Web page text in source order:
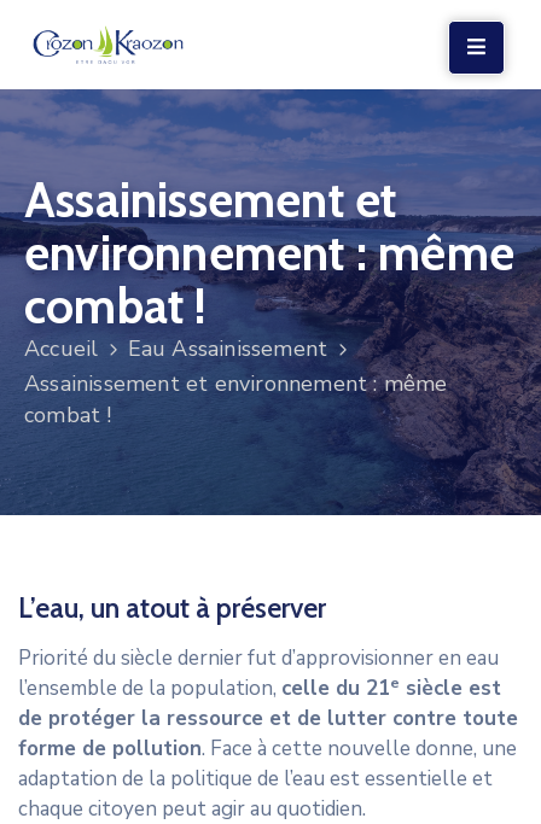
LA
MAIRIE
VIE
LOCALE
VIE
SOCIALE
TERRE
ET
MER
DÉMARCHES
Assainissement et
environnement : même
combat !
Accueil
Eau Assainissement
Assainissement et environnement : même
combat !
L’eau, un atout à préserver
Priorité du siècle dernier fut d’approvisionner en eau
l’ensemble de la population, celle du 21e siècle est
de protéger la ressource et de lutter contre toute
forme de pollution. Face à cette nouvelle donne, une
adaptation de la politique de l’eau est essentielle et
chaque citoyen peut agir au quotidien.